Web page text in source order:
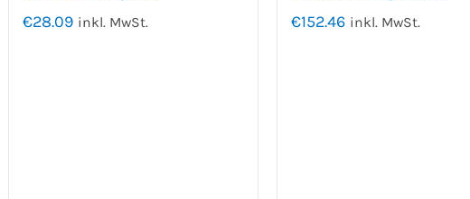
€28.09 inkl. MwSt. €152.46 inkl. MwSt.